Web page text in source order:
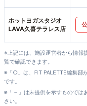
ホットヨガスタジオ
LAVA久喜テラレス店
※上記には、施設運営者から情報
覧で確認できます。
※「○」は、FIT PALETTE編集部
です。
※「－」は未提供を示すものでは
さい。